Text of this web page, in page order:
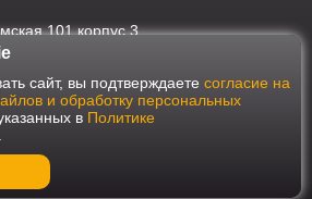
101 корпус 3
работает в соответствии с требованиями
27 июля 2006 года №152-ФЗ "О персональных
на сайте Мебеласка возможно только при
Ваших персональных данных. Для
его взаимодействия с пользователями мы
Продолжая пользоваться сайтом, вы
с использованием cookie.
сайт, вы подтверждаете согласие на
и обработку персональных
в Политике